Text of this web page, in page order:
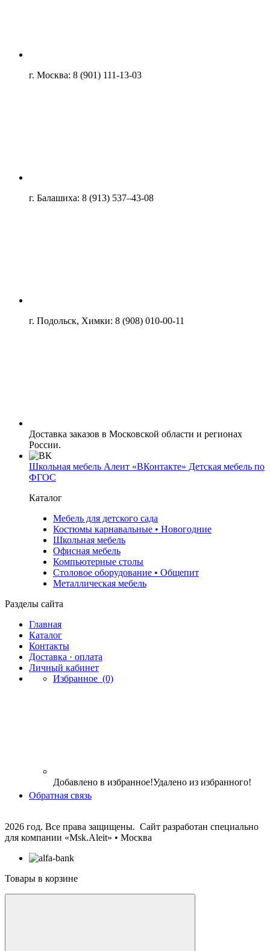
г. Москва: 8 (901) 111-13-03
г. Балашиха: 8 (913) 537–43-08
г. Подольск, Химки: 8 (908) 010-00-11
Доставка заказов в Московской области и регионах
России.
Школьная мебель Алеит «ВКонтакте» Детская мебель по
ФГОС
Каталог
Мебель для детского сада
Костюмы карнавальные • Новогодние
Школьная мебель
Офисная мебель
Компьютерные столы
Столовое оборудование • Общепит
Металлическая мебель
Разделы сайта
Главная
Каталог
Контакты
Доставка · оплата
Личный кабинет
Избранное (0)
Добавлено в избранное!Удалено из избранного!
Обратная связь
2026 год. Все права защищены. Сайт разработан специально
для компании «Msk.Aleit» • Москва
Товары в корзине